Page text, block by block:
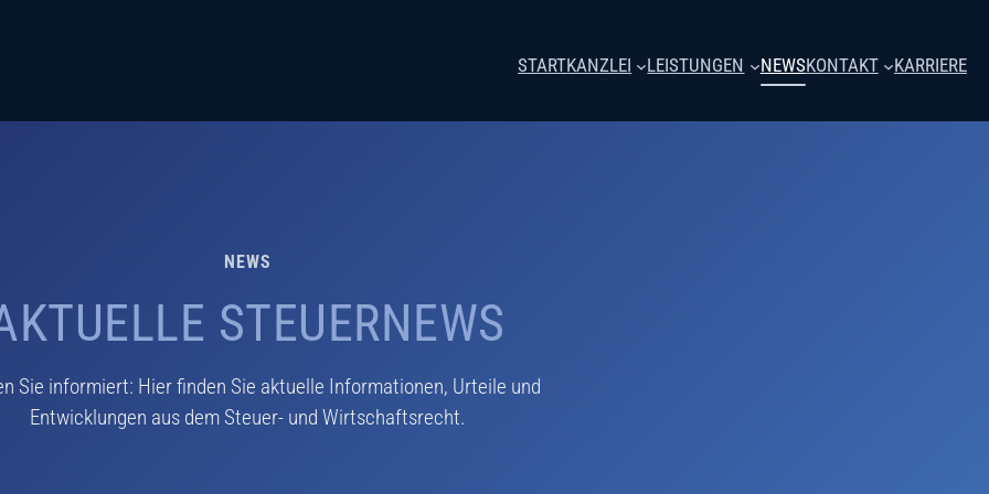
STARTKANZLEI LEISTUNGEN NEWSKONTAKT KARRIERE
NEWS
STEUERNEWS
Sie informiert: Hier finden Sie aktuelle Informationen, Urteile und
Entwicklungen aus dem Steuer- und Wirtschaftsrecht.